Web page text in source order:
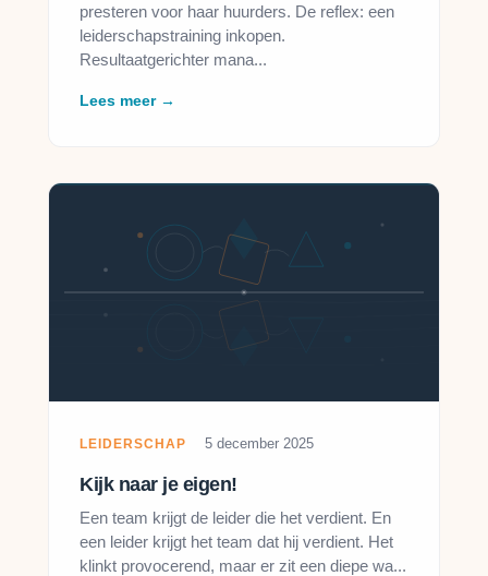
presteren voor haar huurders. De reflex: een
leiderschapstraining inkopen.
Resultaatgerichter mana...
Lees meer →
LEIDERSCHAP 5 december 2025
Kijk naar je eigen!
Een team krijgt de leider die het verdient. En
een leider krijgt het team dat hij verdient. Het
klinkt provocerend, maar er zit een diepe wa...